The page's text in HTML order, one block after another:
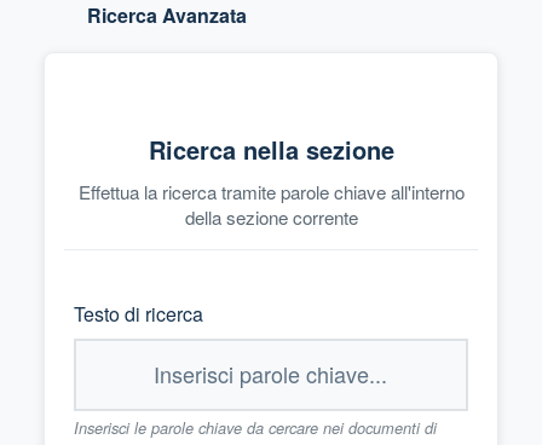
Ricerca Avanzata
Ricerca nella sezione
Effettua la ricerca tramite parole chiave all'interno
della sezione corrente
Testo di ricerca
Inserisci le parole chiave da cercare nei documenti di